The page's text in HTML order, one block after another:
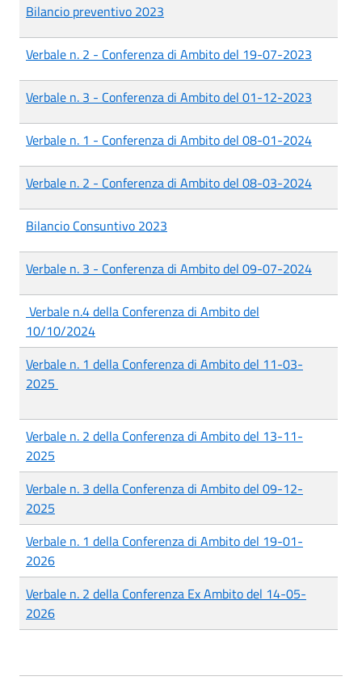
Bilancio preventivo 2023
Verbale n. 2 - Conferenza di Ambito del 19-07-2023
Verbale n. 3 - Conferenza di Ambito del 01-12-2023
Verbale n. 1 - Conferenza di Ambito del 08-01-2024
Verbale n. 2 - Conferenza di Ambito del 08-03-2024
Bilancio Consuntivo 2023
Verbale n. 3 - Conferenza di Ambito del 09-07-2024
Verbale n.4 della Conferenza di Ambito del
10/10/2024
Verbale n. 1 della Conferenza di Ambito del 11-03-
2025
Verbale n. 2 della Conferenza di Ambito del 13-11-
2025
Verbale n. 3 della Conferenza di Ambito del 09-12-
2025
Verbale n. 1 della Conferenza di Ambito del 19-01-
2026
Verbale n. 2 della Conferenza Ex Ambito del 14-05-
2026